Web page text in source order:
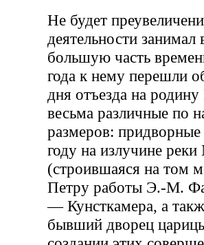
Не будет
деятельности
большую часть
года к нему перешли
дня отъезда на
весьма различные по
размеров:
году на излучине
(строившаяся на том
Петру работы Э.-М.
— Кунсткамера, а
бывший дворец